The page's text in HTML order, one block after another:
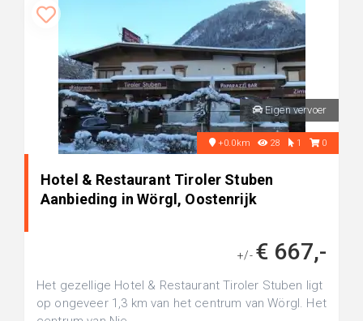
Eigen vervoer
+0.0km 28 1 0
Hotel & Restaurant Tiroler Stuben
Aanbieding in Wörgl, Oostenrijk
+/- € 667,-
Het gezellige Hotel & Restaurant Tiroler Stuben ligt
op ongeveer 1,3 km van het centrum van Wörgl. Het